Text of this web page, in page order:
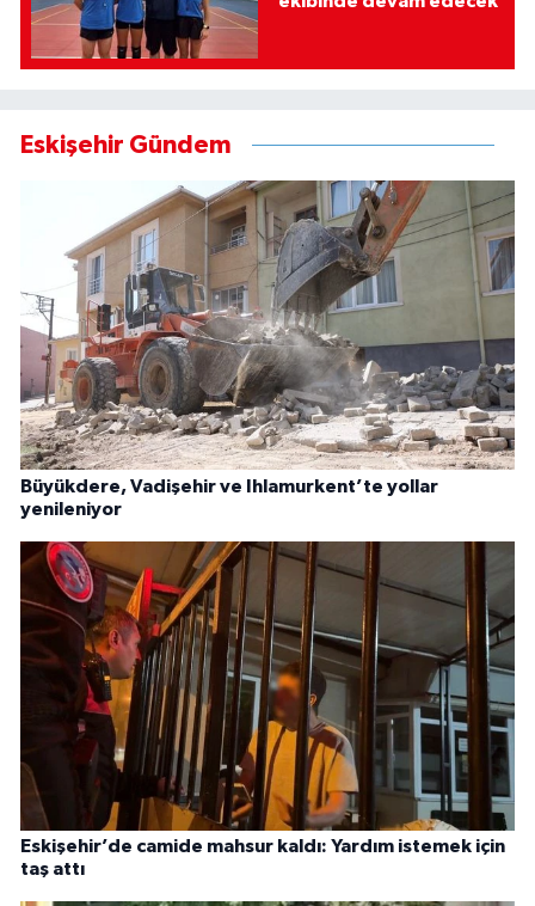
Eskişehir Gündem
Büyükdere, Vadişehir ve Ihlamurkent’te yollar
yenileniyor
Eskişehir’de camide mahsur kaldı: Yardım istemek için
taş attı